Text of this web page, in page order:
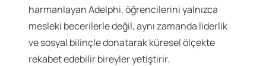
harmanlayan Adelphi, öğrencilerini yalnızca
mesleki becerilerle değil, aynı zamanda liderlik
ve sosyal bilinçle donatarak küresel ölçekte
rekabet edebilir bireyler yetiştirir.